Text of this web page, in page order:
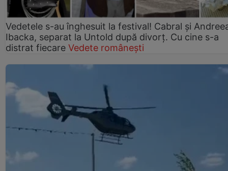
Vedetele s-au înghesuit la festival! Cabral și
Ibacka, separat la Untold după divorț. Cu cine s-a
distrat fiecare Vedete românești